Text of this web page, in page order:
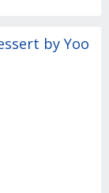
by Yoo